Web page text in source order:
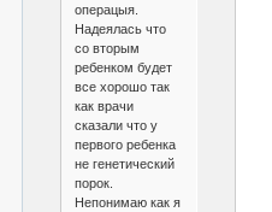
операцыя.
Надеялась что
со вторым
ребенком будет
все хорошо так
как врачи
сказали что у
первого ребенка
не генетический
порок.
Непонимаю как я